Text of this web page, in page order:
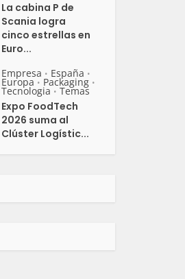
La cabina P de
Scania logra
cinco estrellas en
Euro...
Empresa • España •
Europa • Packaging •
Tecnologia • Temas
Expo FoodTech
2026 suma al
Clúster Logístic...